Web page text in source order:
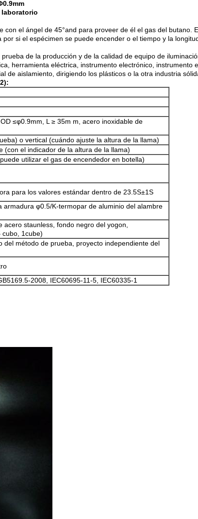
laboratorio
el ángel de 45°and para proveer de él el gas del butano.
si el espécimen se puede encender o el tiempo y la
de la producción y de la calidad de equipo de
herramienta eléctrica, instrumento electrónico, instrumento
aislamiento, dirigiendo los plásticos o la otra industria
≤φ0.9mm, L ≥ 35m m, acero inoxidable de
o vertical (cuándo ajuste la altura de la llama)
(con el indicador de la altura de la llama)
utilizar el gas de encendedor en botella)
para los valores estándar dentro de 23.5S±1S
armadura φ0.5/K-termopar de aluminio del alambre
acero staunless, fondo negro del yogon,
cubo, 1cube)
del método de prueba, proyecto independiente del
2008, IEC60695-11-5, IEC60335-1